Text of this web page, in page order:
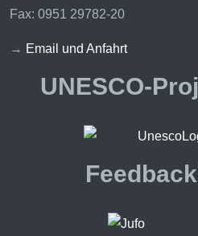
Fax: 0951 29782-20
→ Email und Anfahrt
UNESCO-